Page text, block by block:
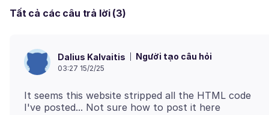
Tất cả các câu trả lời (3)
Dalius Kalvaitis Người tạo câu hỏi
03:27 15/2/25
It seems this website stripped all the HTML code